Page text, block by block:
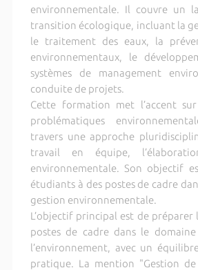
environnementale. Il couvre un
transition écologique, incluant la
le traitement des eaux, la
environnementaux, le
systèmes de management
conduite de projets.
Cette formation met l’accent
problématiques
travers une approche
travail en équipe,
environnementale. Son objectif
étudiants à des postes de cadre
gestion environnementale.
L’objectif principal est de préparer
postes de cadre dans le
l’environnement, avec un
pratique. La mention "Gestion